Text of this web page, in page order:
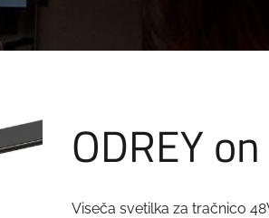
ODREY
Viseča svetilka za tračnico